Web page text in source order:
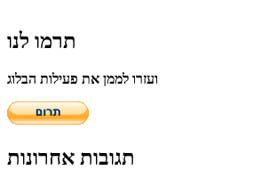
תרמו לנו
ועזרו לממן את פעילות הבלוג
תגובות אחרונות